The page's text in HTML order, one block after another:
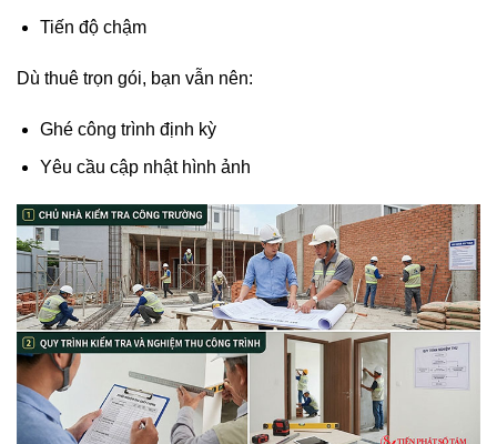
Tiến độ chậm
Dù thuê trọn gói, bạn vẫn nên:
Ghé công trình định kỳ
Yêu cầu cập nhật hình ảnh